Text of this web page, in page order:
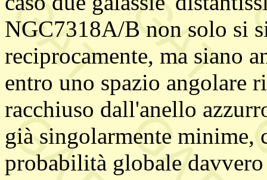
NGC7318A/B non solo si
reciprocamente, ma siano
entro uno spazio angolare
racchiuso dall'anello
già singolarmente minime,
probabilità globale